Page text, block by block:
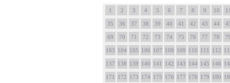
1 2 3 4 5 6 7 8 9 10
35 36 37 38 39 40 41 42 43 44
69 70 71 72 73 74 75 76 77 78
103 104 105 106 107 108 109 110 111 112
137 138 139 140 141 142 143 144 145 146
171 172 173 174 175 176 177 178 179 180